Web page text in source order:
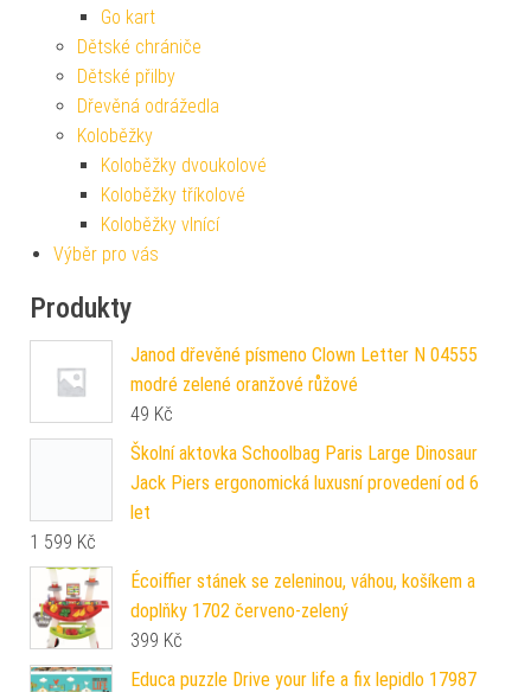
Go kart
Dětské chrániče
Dětské přilby
Dřevěná odrážedla
Koloběžky
Koloběžky dvoukolové
Koloběžky tříkolové
Koloběžky vlnící
Výběr pro vás
Produkty
Janod dřevěné písmeno Clown Letter N 04555
modré zelené oranžové růžové
49 Kč
Školní aktovka Schoolbag Paris Large Dinosaur
Jack Piers ergonomická luxusní provedení od 6
let
1 599 Kč
Écoiffier stánek se zeleninou, váhou, košíkem a
doplňky 1702 červeno-zelený
399 Kč
Educa puzzle Drive your life a fix lepidlo 17987